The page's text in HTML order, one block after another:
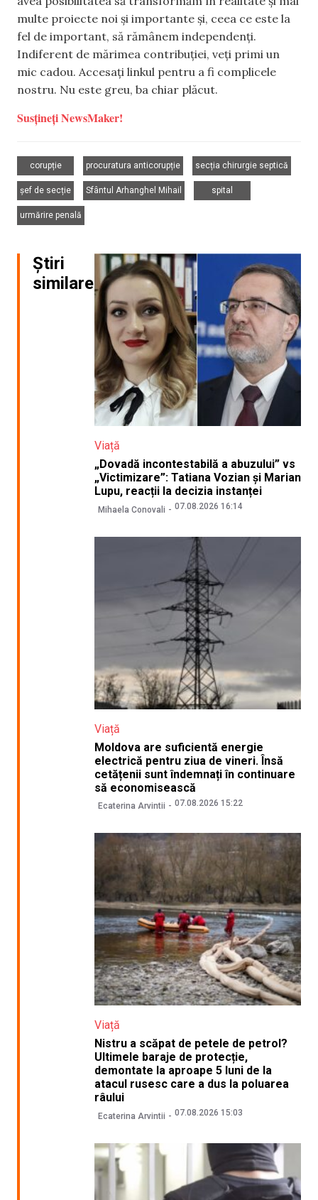
multe proiecte noi și importante și, ceea ce este la
fel de important, să rămânem independenți.
Indiferent de mărimea contribuției, veți primi un
mic cadou. Accesați linkul pentru a fi complicele
nostru. Nu este greu, ba chiar plăcut.
Susțineți NewsMaker!
corupție
procuratura anticorupție
secția chirurgie septică
șef de secție
Sfântul Arhanghel Mihail
spital
urmărire penală
Știri
similare
Viață
„Dovadă incontestabilă a abuzului” vs
„Victimizare”: Tatiana Vozian și Marian
Lupu, reacții la decizia instanței
Mihaela Conovali 07.08.2026 16:14
Viață
Moldova are suficientă energie
electrică pentru ziua de vineri. Însă
cetățenii sunt îndemnați în continuare
să economisească
Ecaterina Arvintii 07.08.2026 15:22
Viață
Nistru a scăpat de petele de petrol?
Ultimele baraje de protecție,
demontate la aproape 5 luni de la
atacul rusesc care a dus la poluarea
râului
Ecaterina Arvintii 07.08.2026 15:03